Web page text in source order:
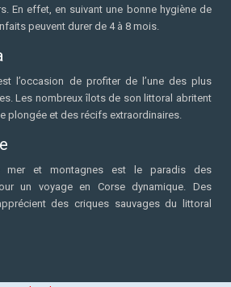
En effet, en suivant une bonne hygiène de
peuvent durer de 4 à 8 mois.
l’occasion de profiter de l’une des plus
Les nombreux îlots de son littoral abritent
plongée et des récifs extraordinaires.
mer et montagnes est le paradis des
un voyage en Corse dynamique. Des
des criques sauvages du littoral